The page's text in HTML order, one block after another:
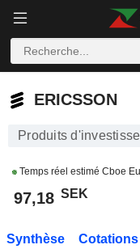
ERICSSON
ERICSSON
Produits
Temps réel estimé Cboe
97,18 SEK
Synthèse Cotations